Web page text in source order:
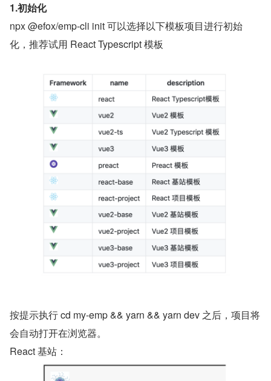
1.初始化
npx @efox/emp-cli init 可以选择以下模板项目进行初始
化，推荐试用 React Typescript 模板
按提示执行 cd my-emp && yarn && yarn dev 之后，项目将
会自动打开在浏览器。
React 基站：